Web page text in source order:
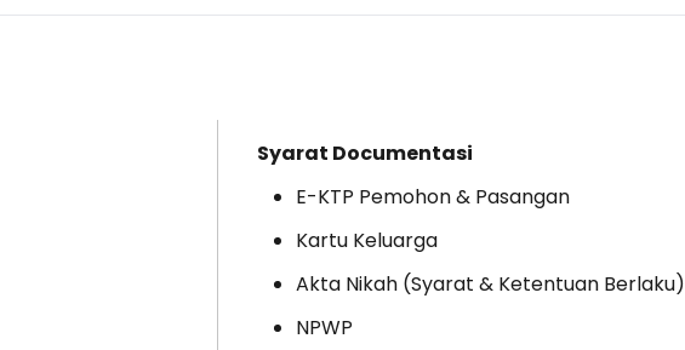
Syarat Documentasi
E-KTP Pemohon & Pasangan
Kartu Keluarga
Akta Nikah (Syarat & Ketentuan Berlaku)
NPWP